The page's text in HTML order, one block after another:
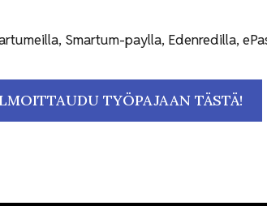
Smartum-paylla, Edenredilla,
TYÖPAJAAN TÄSTÄ!